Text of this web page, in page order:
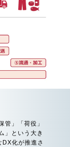
管」「荷役」
」という大き
DX化が推進さ